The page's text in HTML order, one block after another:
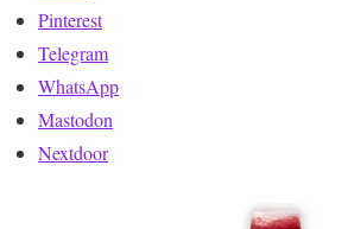
Pinterest
Telegram
WhatsApp
Mastodon
Nextdoor